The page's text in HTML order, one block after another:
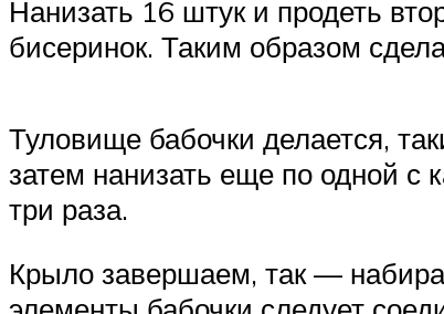
Нанизать 16 штук и продеть
бисеринок. Таким образом
Туловище бабочки делается,
затем нанизать еще по одной с
три раза.
Крыло завершаем, так —